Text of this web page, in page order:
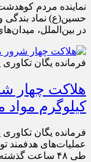
نماینده مردم
حسین(ع) نماد بندگی
در بین‌الملل،
فرمانده یگان
کیلوگرم مواد
فرمانده یگان
عملیات‌های هدفمند
طی ۴۸ ساعت گذشته خبر داد.